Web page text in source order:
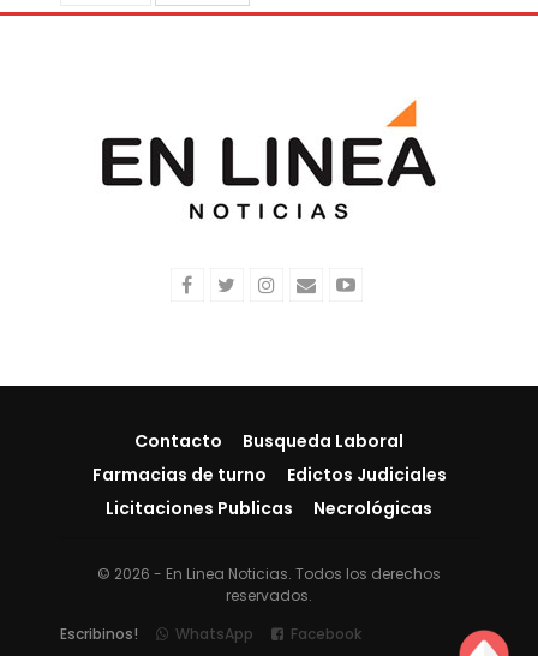
Contacto
Busqueda Laboral
Farmacias de turno
Edictos Judiciales
Licitaciones Publicas
Necrológicas
© 2026 - En Linea Noticias. Todos los derechos
reservados.
Escribinos!
WhatsApp
Facebook